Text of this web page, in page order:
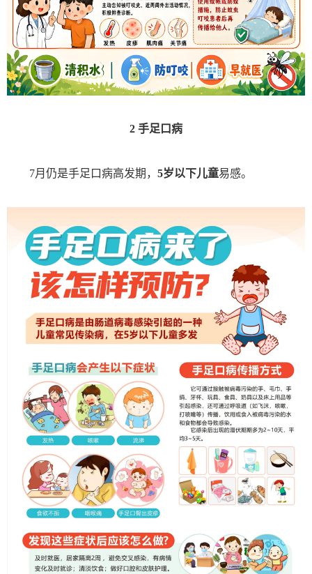
2 手足口病
7月仍是手足口病高发期， 5岁以下儿童易感。